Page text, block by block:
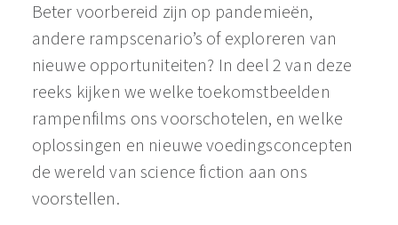
Beter voorbereid zijn op pandemieën,
andere rampscenario’s of exploreren van
nieuwe opportuniteiten? In deel 2 van deze
reeks kijken we welke toekomstbeelden
rampenfilms ons voorschotelen, en welke
oplossingen en nieuwe voedingsconcepten
de wereld van science fiction aan ons
voorstellen.